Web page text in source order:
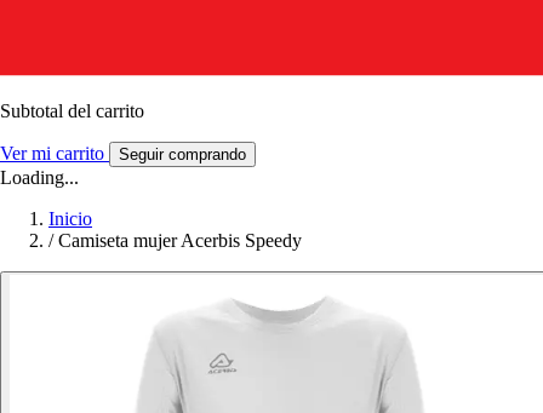
Subtotal del carrito
Ver mi carrito Seguir comprando
Loading...
Inicio
/ Camiseta mujer Acerbis Speedy